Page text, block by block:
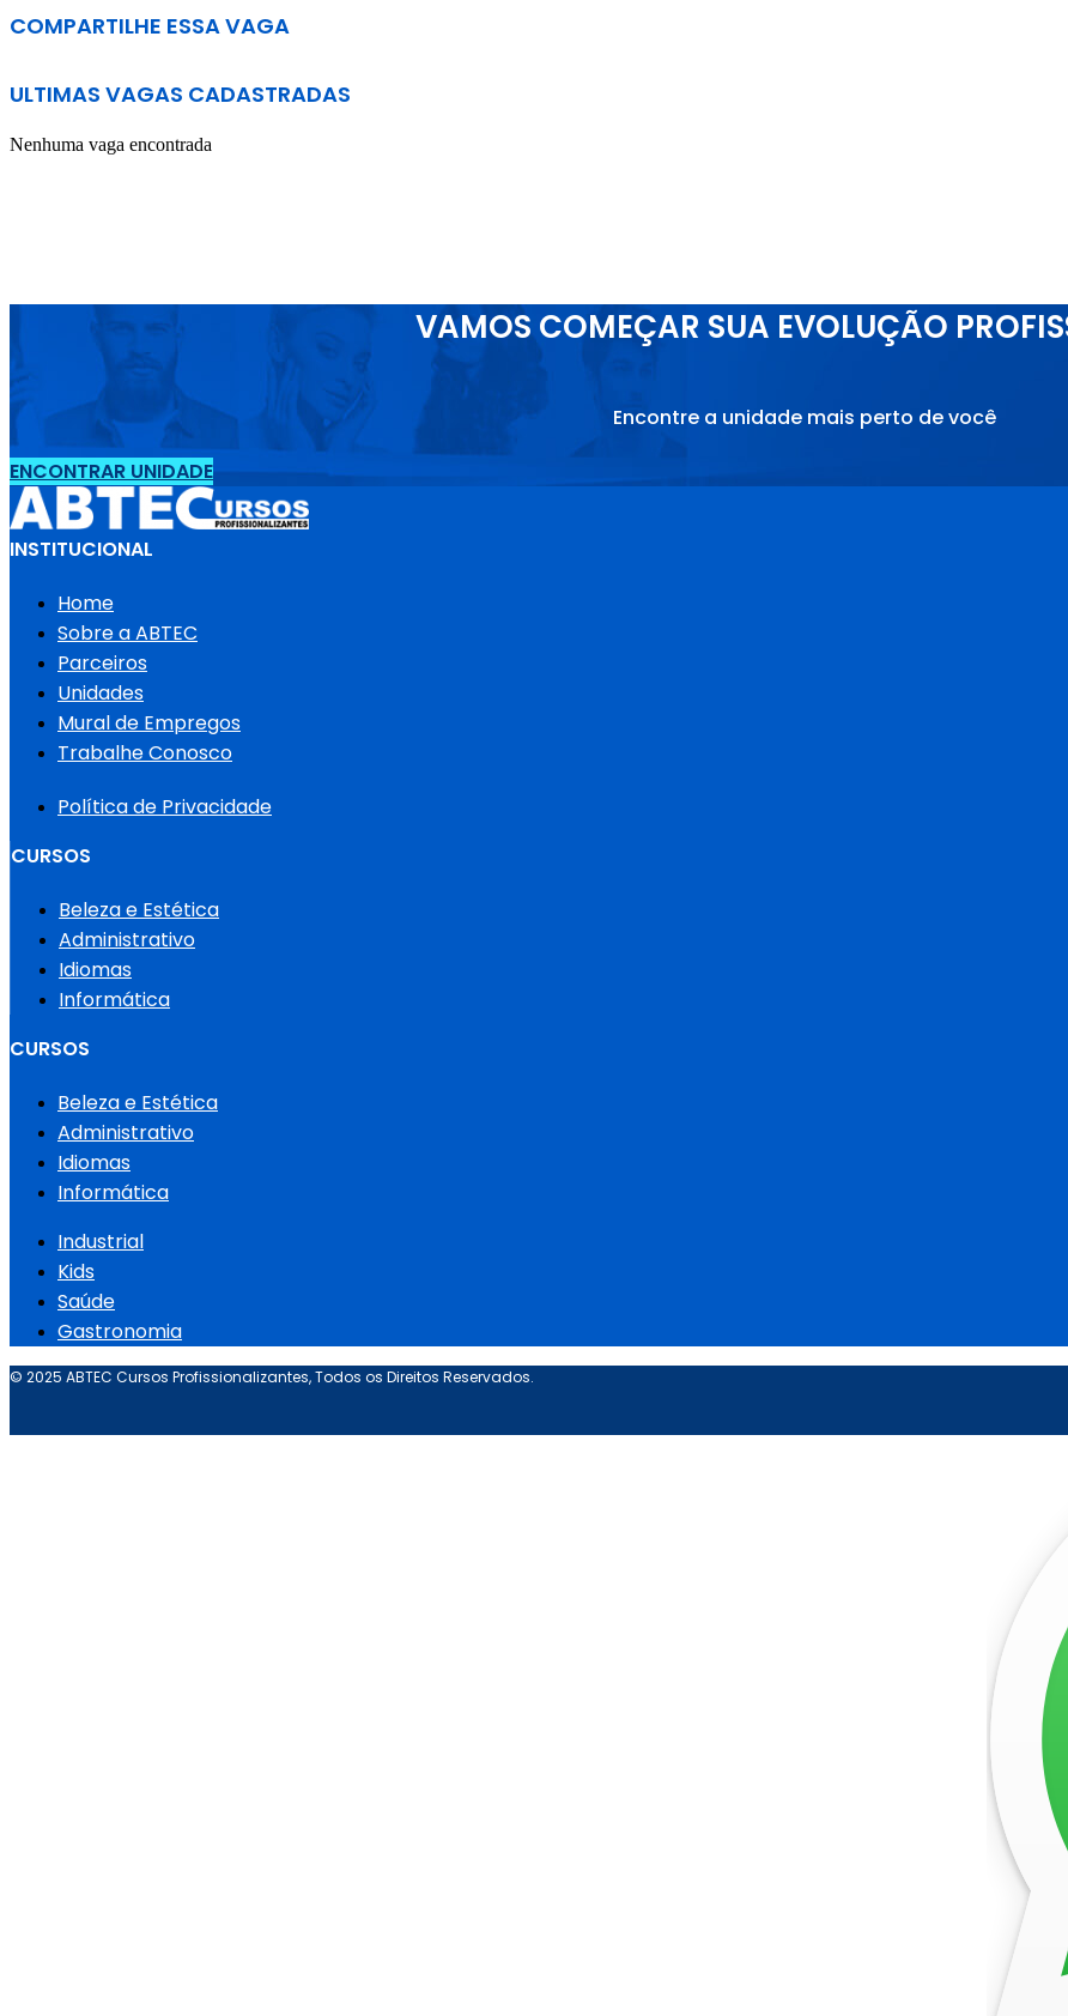
COMPARTILHE ESSA VAGA
ULTIMAS VAGAS CADASTRADAS
Nenhuma vaga encontrada
VAMOS COMEÇAR SUA EVOLUÇÃO
Encontre a unidade mais perto de você
ENCONTRAR UNIDADE
INSTITUCIONAL
Home
Sobre a ABTEC
Parceiros
Unidades
Mural de Empregos
Trabalhe Conosco
Política de Privacidade
CURSOS
Beleza e Estética
Administrativo
Idiomas
Informática
CURSOS
Beleza e Estética
Administrativo
Idiomas
Informática
Industrial
Kids
Saúde
Gastronomia
© 2025 ABTEC Cursos Profissionalizantes, Todos os Direitos Reservados.